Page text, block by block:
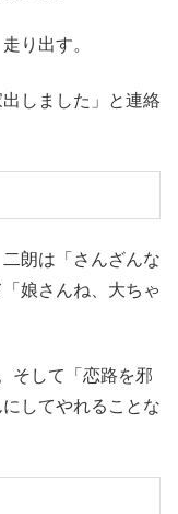
り出す。
しました」と連絡
朗は「さんざんな
娘さんね、大ちゃ
そして「恋路を邪
してやれることな